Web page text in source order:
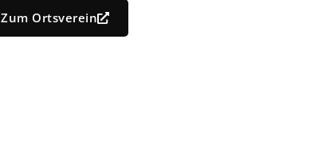
Zum Ortsverein